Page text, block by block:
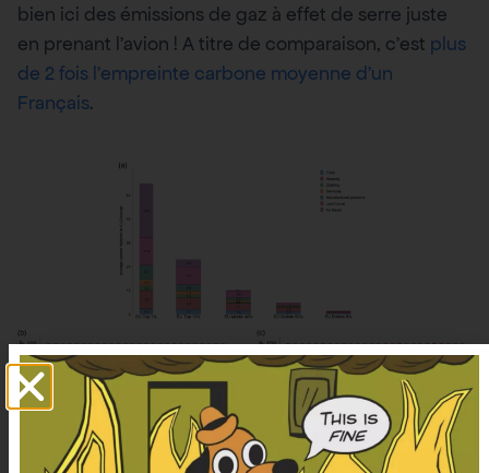
bien ici des émissions de gaz à effet de serre juste
en prenant l’avion ! A titre de comparaison, c’est plus
de 2 fois l’empreinte carbone moyenne d’un
Français.